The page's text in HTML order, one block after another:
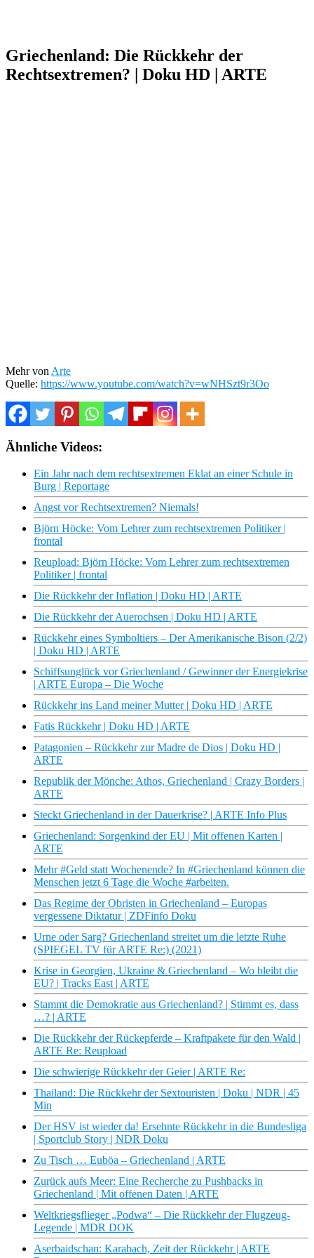
Griechenland: Die Rückkehr der
Rechtsextremen? | Doku HD | ARTE
Mehr von Arte
Quelle: https://www.youtube.com/watch?v=wNHSzt9r3Oo
Ähnliche Videos:
Ein Jahr nach dem rechtsextremen Eklat an einer Schule in
Burg | Reportage
Angst vor Rechtsextremen? Niemals!
Björn Höcke: Vom Lehrer zum rechtsextremen Politiker |
frontal
Reupload: Björn Höcke: Vom Lehrer zum rechtsextremen
Politiker | frontal
Die Rückkehr der Inflation | Doku HD | ARTE
Die Rückkehr der Auerochsen | Doku HD | ARTE
Rückkehr eines Symboltiers – Der Amerikanische Bison (2/2)
| Doku HD | ARTE
Schiffsunglück vor Griechenland / Gewinner der Energiekrise
| ARTE Europa – Die Woche
Rückkehr ins Land meiner Mutter | Doku HD | ARTE
Fatis Rückkehr | Doku HD | ARTE
Patagonien – Rückkehr zur Madre de Dios | Doku HD |
ARTE
Republik der Mönche: Athos, Griechenland | Crazy Borders |
ARTE
Steckt Griechenland in der Dauerkrise? | ARTE Info Plus
Griechenland: Sorgenkind der EU | Mit offenen Karten |
ARTE
Mehr #Geld statt Wochenende? In #Griechenland können die
Menschen jetzt 6 Tage die Woche #arbeiten.
Das Regime der Obristen in Griechenland – Europas
vergessene Diktatur | ZDFinfo Doku
Urne oder Sarg? Griechenland streitet um die letzte Ruhe
(SPIEGEL TV für ARTE Re:) (2021)
Krise in Georgien, Ukraine & Griechenland – Wo bleibt die
EU? | Tracks East | ARTE
Stammt die Demokratie aus Griechenland? | Stimmt es, dass
…? | ARTE
Die Rückkehr der Rückepferde – Kraftpakete für den Wald |
ARTE Re: Reupload
Die schwierige Rückkehr der Geier | ARTE Re:
Thailand: Die Rückkehr der Sextouristen | Doku | NDR | 45
Min
Der HSV ist wieder da! Ersehnte Rückkehr in die Bundesliga
| Sportclub Story | NDR Doku
Zu Tisch … Euböa – Griechenland | ARTE
Zurück aufs Meer: Eine Recherche zu Pushbacks in
Griechenland | Mit offenen Daten | ARTE
Weltkriegsflieger „Podwa“ – Die Rückkehr der Flugzeug-
Legende | MDR DOK
Aserbaidschan: Karabach, Zeit der Rückkehr | ARTE